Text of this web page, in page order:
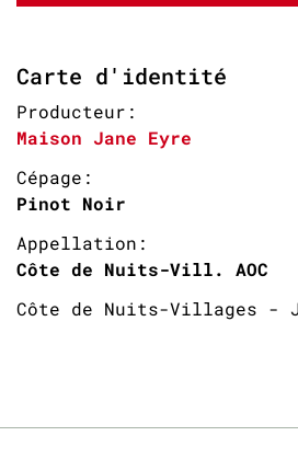
Carte d'identité
Producteur:
Maison Jane Eyre
Cépage:
Pinot Noir
Appellation:
Côte de Nuits-Vill. AOC
Côte de Nuits-Villages -